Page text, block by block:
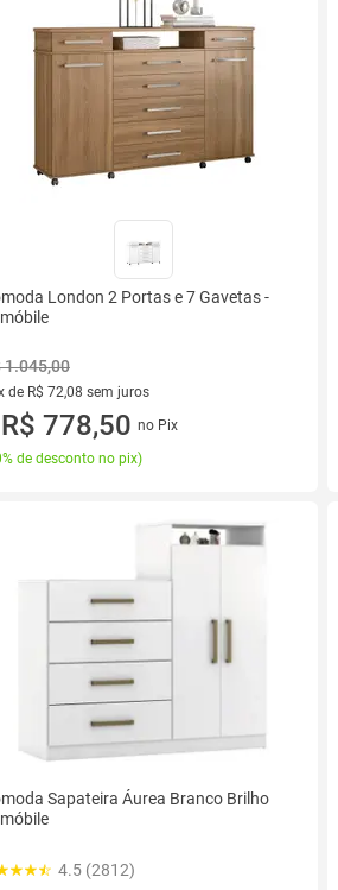
London 2 Portas e 7 Gavetas -
1.045,00
de R$ 72,08 sem juros
vez de R$ 72,08 sem juros
R$ 778,50 no Pix
de desconto no pix)
Sapateira Áurea Branco Brilho
4.5 (2812)